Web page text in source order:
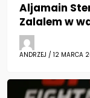
Aljamain
Zalalem w
ANDRZEJ / 12 MARCA